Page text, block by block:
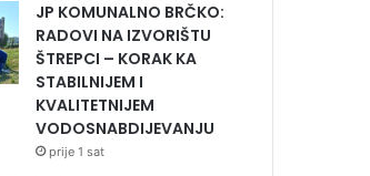
JP KOMUNALNO BRČKO:
RADOVI NA IZVORIŠTU
ŠTREPCI – KORAK KA
STABILNIJEM I
KVALITETNIJEM
VODOSNABDIJEVANJU
prije 1 sat